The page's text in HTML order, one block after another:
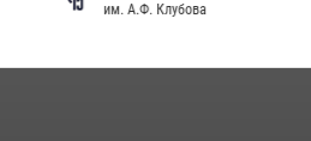
им. А.Ф. Клубова